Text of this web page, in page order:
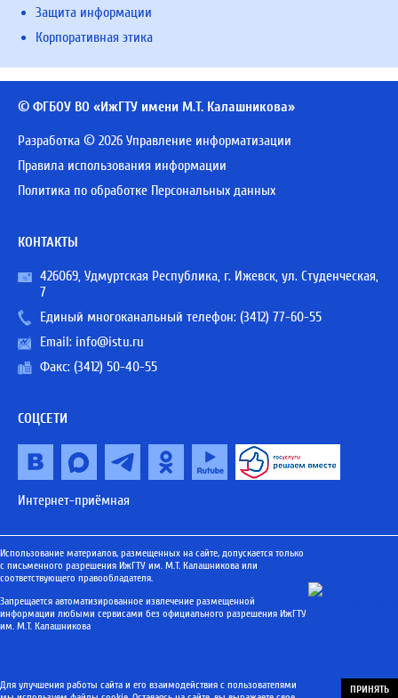
Защита информации
Корпоративная этика
© ФГБОУ ВО «ИжГТУ имени М.Т. Калашникова»
Разработка © 2026 Управление информатизации
Правила использования информации
Политика по обработке Персональных данных
КОНТАКТЫ
426069, Удмуртская Республика, г. Ижевск, ул. Студенческая,
7
Единый многоканальный телефон: (3412) 77-60-55
Email: info@istu.ru
Факс: (3412) 50-40-55
СОЦСЕТИ
Интернет-приёмная
Использование материалов, размещенных на сайте, допускается только
с письменного разрешения ИжГТУ им. М.Т. Калашникова или
соответствующего правообладателя.
Запрещается автоматизированное извлечение размещенной
информации любыми сервисами без официального разрешения ИжГТУ
им. М.Т. Калашникова
Для улучшения работы сайта и его взаимодействия с пользователями
ПРИНЯТЬ